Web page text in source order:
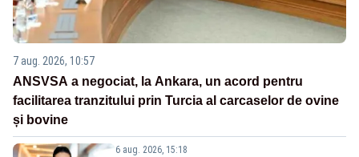
7 aug. 2026, 10:57
ANSVSA a negociat, la Ankara, un acord pentru
facilitarea tranzitului prin Turcia al carcaselor de ovine
și bovine
6 aug. 2026, 15:18